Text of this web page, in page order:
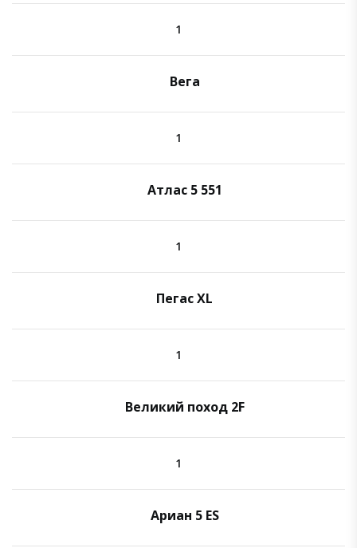
1
Вега
1
Атлас 5 551
1
Пегас XL
1
Великий поход 2F
1
Ариан 5 ES